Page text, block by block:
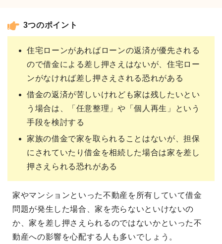
3つのポイント
住宅ローンがあればローンの返済が優先される
ので借金による差し押さえはないが、住宅ロー
ンがなければ差し押さえされる恐れがある
借金の返済が苦しいけれども家は残したいとい
う場合は、「任意整理」や「個人再生」という
手段を検討する
家族の借金で家を取られることはないが、担保
にされていたり借金を相続した場合は家を差し
押さえられる恐れがある
家やマンションといった不動産を所有していて借金
問題が発生した場合、家を売らないといけないの
か、家を差し押さえられるのではないかといった不
動産への影響を心配する人も多いでしょう。